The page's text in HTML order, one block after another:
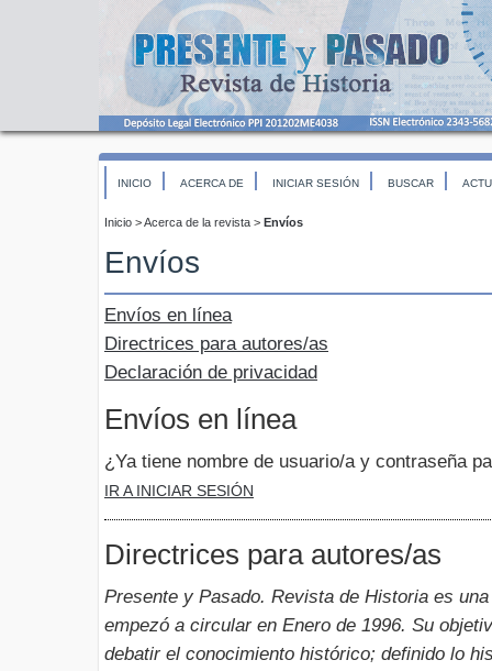
INICIO ACERCA DE INICIAR SESIÓN BUSCAR
Inicio >Acerca de la revista > Envíos
Envíos
Envíos en línea
Directrices para autores/as
Declaración de privacidad
Envíos en línea
¿Ya tiene nombre de usuario/a y contraseña
IR A INICIAR SESIÓN
Directrices para autores/as
Presente y Pasado. Revista de Historia es
empezó a circular en Enero de 1996. Su
debatir el conocimiento histórico; definido lo